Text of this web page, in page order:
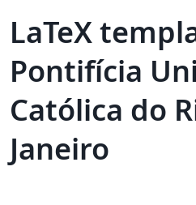
LaTeX
Pontifícia
Católica do
Janeiro